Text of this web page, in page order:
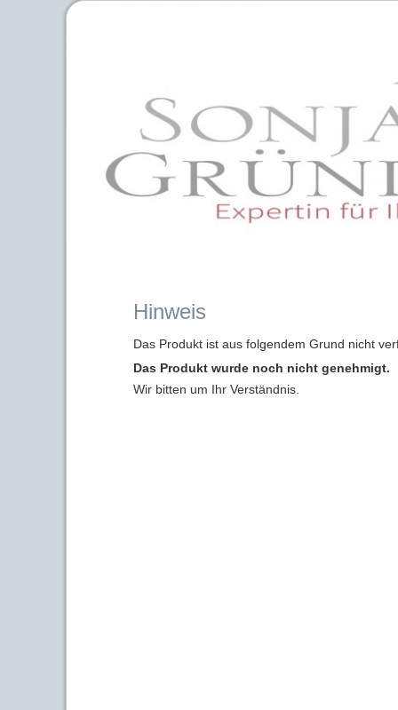
Hinweis
Das Produkt ist aus folgendem Grund nicht
Das Produkt wurde noch nicht genehmigt.
Wir bitten um Ihr Verständnis.